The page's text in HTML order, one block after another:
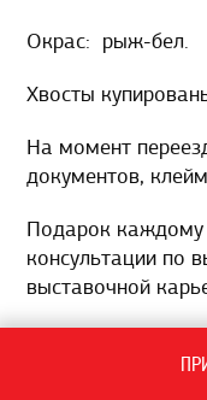
Окрас: рыж-бел.
Хвосты
На момент
документов,
Подарок
консультации по
выставочной
ВНИМАНИЕ! При